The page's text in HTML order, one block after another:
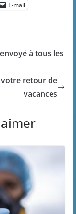
E-mail
à tous les
retour de
vacances